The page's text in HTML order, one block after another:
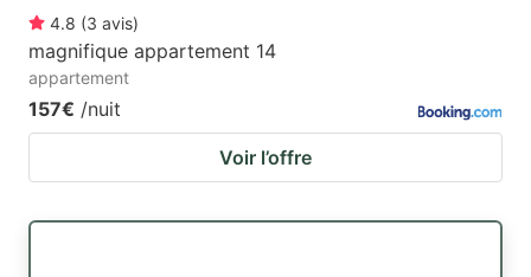
4.8 (3 avis)
magnifique appartement 14
appartement
157€ /nuit
Voir l’offre